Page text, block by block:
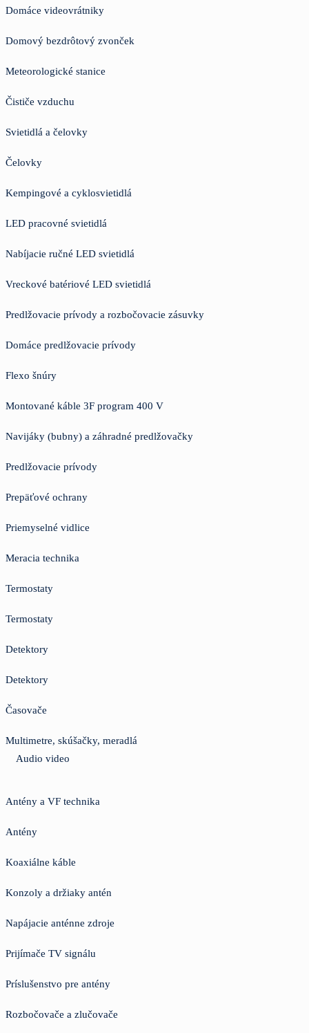
Domáce videovrátniky
Domový bezdrôtový zvonček
Meteorologické stanice
Čističe vzduchu
Svietidlá a čelovky
Čelovky
Kempingové a cyklosvietidlá
LED pracovné svietidlá
Nabíjacie ručné LED svietidlá
Vreckové batériové LED svietidlá
Predlžovacie prívody a rozbočovacie zásuvky
Domáce predlžovacie prívody
Flexo šnúry
Montované káble 3F program 400 V
Navijáky (bubny) a záhradné predlžovačky
Predlžovacie prívody
Prepäťové ochrany
Priemyselné vidlice
Meracia technika
Termostaty
Termostaty
Detektory
Detektory
Časovače
Multimetre, skúšačky, meradlá
Audio video
Antény a VF technika
Antény
Koaxiálne káble
Konzoly a držiaky antén
Napájacie anténne zdroje
Prijímače TV signálu
Príslušenstvo pre antény
Rozbočovače a zlučovače